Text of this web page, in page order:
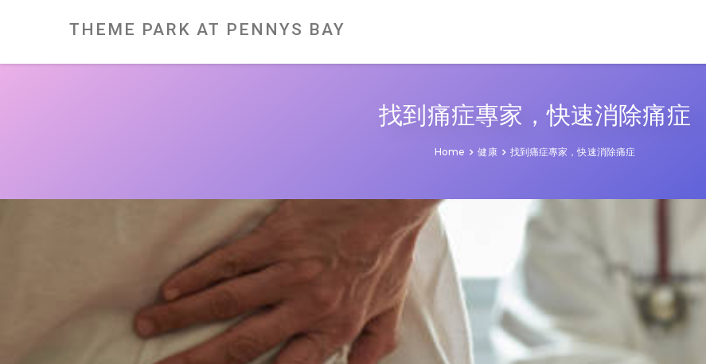
THEME PARK AT PENNYS BAY
找到痛症專家，快速消除痛症
Home 健康 找到痛症專家，快速消除痛症